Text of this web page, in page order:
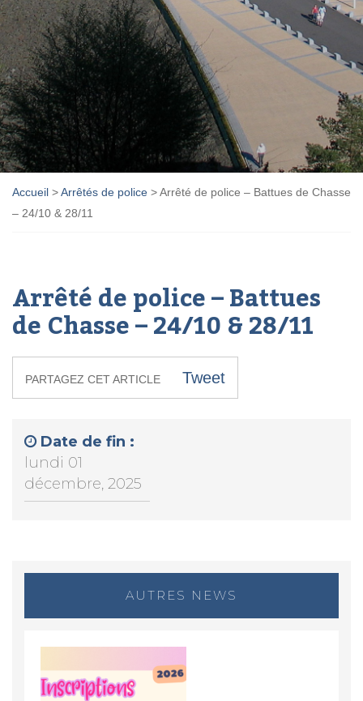
Accueil >Arrêtés de police >Arrêté de police – Battues de Chasse
– 24/10 & 28/11
Arrêté de police – Battues
de Chasse – 24/10 & 28/11
PARTAGEZ CET ARTICLE Tweet
Date de fin :
lundi 01
décembre, 2025
AUTRES NEWS